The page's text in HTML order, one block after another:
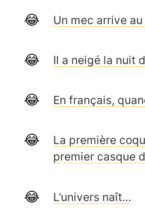
Un mec arrive
Il a neigé la nuit
En français,
La première
premier casque
L’univers naît…